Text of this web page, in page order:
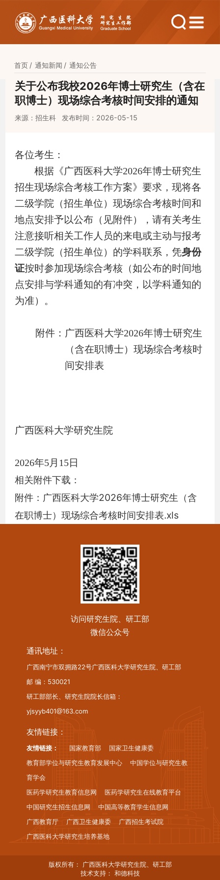
首页 通知新闻 通知公告
关于公布我校2026年博士研究生（含在
职博士）现场综合考核时间安排的通知
来源：招生科 发布时间：2026-05-15
各位考生 ：
根据《广西医科大学2026年博士研究生
招生现场综合考核工作方案》要求，现将各
二级学院（招生单位）现场综合考核时间和
地点安排予以公布（见附件），请有关考生
注意接听相关工作人员的来电或主动与报考
二级学院（招生单位） 的学科联系，凭身份
证按时参加现场综合考核（如公布的时间地
点安排与学科通知的有冲突，以学科通知的
为准）。
附件：广西医科大学2026年博士研究生
（含在职博士）现场综合考核时
间安排表
广西医科大学研究生院
2026年5月 15日
相关附件下载：
附件：广西医科大学2026年博士研究生（含
在职博士）现场综合考核时间安排表.xls
访问研究生院、研工部
微信公众号
通讯地址：
广西南宁市双拥路22号广西医科大学研究生院、研工部
邮 编：530021
研工部部长、研究生院院长信箱：
yjsyyb401@163.com
友情链接：
友情链接： 国家教育部
国家卫生健康委
教育部学位与研究生教育发展中心
中国学位与研究生教
育学会
医药学研究生教育信息网
医药学研究生在线教育平台
中国研究生招生信息网
中国高等教育学生信息网
广西教育厅
广西卫生健康委
广西招生考试院
广西医科大学研究生培养基地
版权所有： 广西医科大学研究生院、研工部
技术支持： 和德科技